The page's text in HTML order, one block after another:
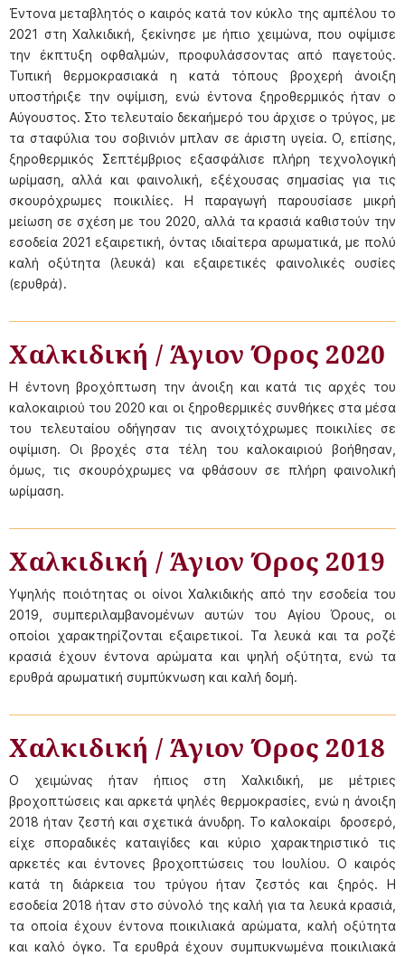
Έντονα μεταβλητός ο καιρός κατά τον κύκλο της αμπέλου το
2021 στη Χαλκιδική, ξεκίνησε με ήπιο χειμώνα, που οψίμισε
την έκπτυξη οφθαλμών, προφυλάσσοντας από παγετούς.
Τυπική θερμοκρασιακά η κατά τόπους βροχερή άνοιξη
υποστήριξε την οψίμιση, ενώ έντονα ξηροθερμικός ήταν ο
Αύγουστος. Στο τελευταίο δεκαήμερό του άρχισε ο τρύγος, με
τα σταφύλια του σοβινιόν μπλαν σε άριστη υγεία. Ο, επίσης,
ξηροθερμικός Σεπτέμβριος εξασφάλισε πλήρη τεχνολογική
ωρίμαση, αλλά και φαινολική, εξέχουσας σημασίας για τις
σκουρόχρωμες ποικιλίες. Η παραγωγή παρουσίασε μικρή
μείωση σε σχέση με του 2020, αλλά τα κρασιά καθιστούν την
εσοδεία 2021 εξαιρετική, όντας ιδιαίτερα αρωματικά, με πολύ
καλή οξύτητα (λευκά) και εξαιρετικές φαινολικές ουσίες
(ερυθρά).
Χαλκιδική / Άγιον Όρος 2020
Η έντονη βροχόπτωση την άνοιξη και κατά τις αρχές του
καλοκαιριού του 2020 και οι ξηροθερμικές συνθήκες στα μέσα
του τελευταίου οδήγησαν τις ανοιχτόχρωμες ποικιλίες σε
οψίμιση. Οι βροχές στα τέλη του καλοκαιριού βοήθησαν,
όμως, τις σκουρόχρωμες να φθάσουν σε πλήρη φαινολική
ωρίμαση.
Χαλκιδική / Άγιον Όρος 2019
Υψηλής ποιότητας οι οίνοι Χαλκιδικής από την εσοδεία του
2019, συμπεριλαμβανομένων αυτών του Αγίου Όρους, οι
οποίοι χαρακτηρίζονται εξαιρετικοί. Τα λευκά και τα ροζέ
κρασιά έχουν έντονα αρώματα και ψηλή οξύτητα, ενώ τα
ερυθρά αρωματική συμπύκνωση και καλή δομή.
Χαλκιδική / Άγιον Όρος 2018
Ο χειμώνας ήταν ήπιος στη Χαλκιδική, με μέτριες
βροχοπτώσεις και αρκετά ψηλές θερμοκρασίες, ενώ η άνοιξη
2018 ήταν ζεστή και σχετικά άνυδρη. Το καλοκαίρι δροσερό,
είχε σποραδικές καταιγίδες και κύριο χαρακτηριστικό τις
αρκετές και έντονες βροχοπτώσεις του Ιουλίου. Ο καιρός
κατά τη διάρκεια του τρύγου ήταν ζεστός και ξηρός. Η
εσοδεία 2018 ήταν στο σύνολό της καλή για τα λευκά κρασιά,
τα οποία έχουν έντονα ποικιλιακά αρώματα, καλή οξύτητα
και καλό όγκο. Τα ερυθρά έχουν συμπυκνωμένα ποικιλιακά